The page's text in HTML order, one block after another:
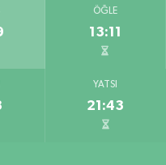
ÖĞLE
13:11
YATSI
21:43